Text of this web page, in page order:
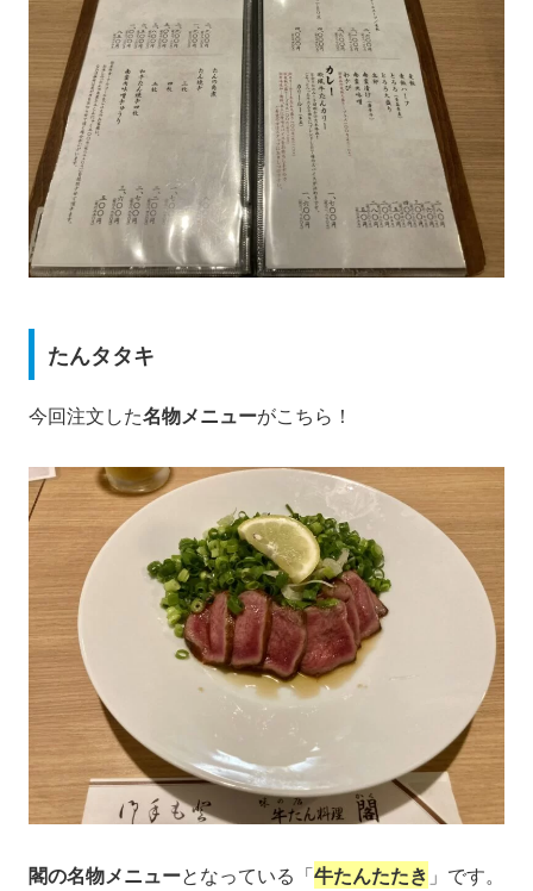
たんタタキ
今回注文した名物メニューがこちら！
閣の名物メニューとなっている「牛たんたたき 」です。